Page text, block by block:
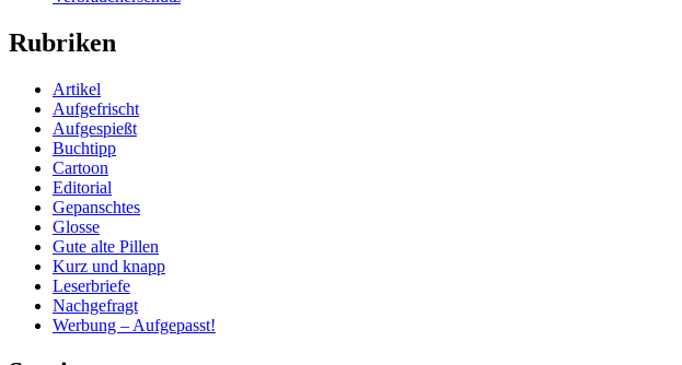
Rubriken
Artikel
Aufgefrischt
Aufgespießt
Buchtipp
Cartoon
Editorial
Gepanschtes
Glosse
Gute alte Pillen
Kurz und knapp
Leserbriefe
Nachgefragt
Werbung – Aufgepasst!